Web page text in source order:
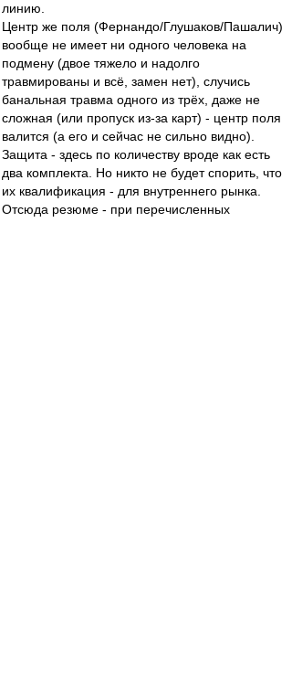
линию.
Центр же поля (Фернандо/Глушаков/Пашалич)
вообще не имеет ни одного человека на
подмену (двое тяжело и надолго
травмированы и всё, замен нет), случись
банальная травма одного из трёх, даже не
сложная (или пропуск из-за карт) - центр поля
валится (а его и сейчас не сильно видно).
Защита - здесь по количеству вроде как есть
два комплекта. Но никто не будет спорить, что
их квалификация - для внутреннего рынка.
Отсюда резюме - при перечисленных